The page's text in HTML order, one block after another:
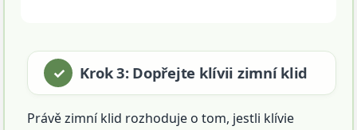
Krok 3: Dopřejte klívii zimní klid
Právě zimní klid rozhoduje o tom, jestli klívie